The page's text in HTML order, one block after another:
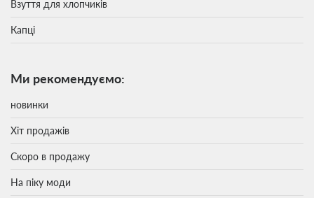
Взуття для хлопчиків
Капці
Ми рекомендуємо:
новинки
Хіт продажів
Скоро в продажу
На піку моди